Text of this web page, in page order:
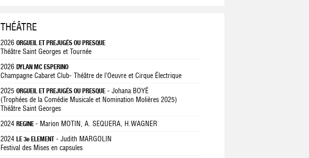
THÉÂTRE
2026 ORGUEIL ET PREJUGÉS OU PRESQUE
Théâtre Saint Georges et Tournée
2026 DYLAN MC ESPERINO
Champagne Cabaret Club- Théâtre de l’Oeuvre et Cirque Électrique
2025 ORGUEIL ET PREJUGÉS OU PRESQUE - Johana BOYÉ
(Trophées de la Comédie Musicale et Nomination Molières 2025)
Théâtre Saint Georges
2024 REGINE - Marion MOTIN, A. SEQUERA, H.WAGNER
2024 LE 3e ELEMENT - Judith MARGOLIN
Festival des Mises en capsules